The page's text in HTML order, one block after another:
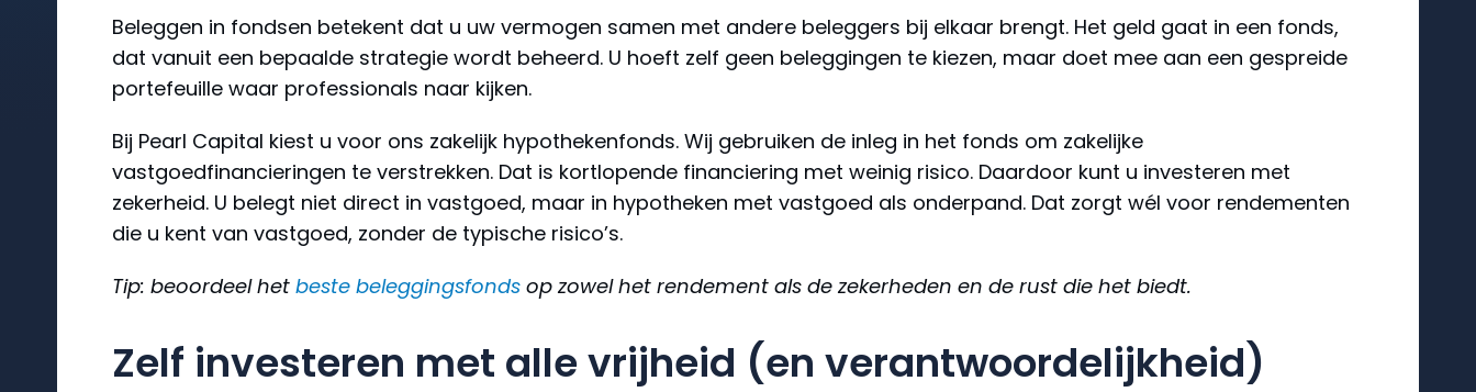
Beleggen in fondsen betekent dat u uw vermogen samen met andere beleggers bij elkaar brengt. Het geld gaat in een fonds,
dat vanuit een bepaalde strategie wordt beheerd. U hoeft zelf geen beleggingen te kiezen, maar doet mee aan een gespreide
portefeuille waar professionals naar kijken.
Bij Pearl Capital kiest u voor ons zakelijk hypothekenfonds. Wij gebruiken de inleg in het fonds om zakelijke
vastgoedfinancieringen te verstrekken. Dat is kortlopende financiering met weinig risico. Daardoor kunt u investeren met
zekerheid. U belegt niet direct in vastgoed, maar in hypotheken met vastgoed als onderpand. Dat zorgt wél voor rendementen
die u kent van vastgoed, zonder de typische risico’s.
Tip: beoordeel het beste beleggingsfonds op zowel het rendement als de zekerheden en de rust die het biedt.
Zelf investeren met alle vrijheid (en verantwoordelijkheid)